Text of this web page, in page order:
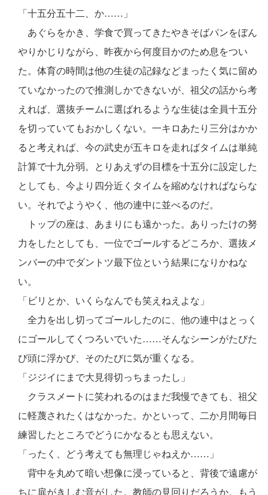
「十五分五十二、か……」
あぐらをかき、学食で買ってきたやきそばパンをぼん
やりかじりながら、昨夜から何度目かのため息をつい
た。体育の時間は他の生徒の記録などまったく気に留め
ていなかったので推測しかできないが、祖父の話から考
えれば、選抜チームに選ばれるような生徒は全員十五分
を切っていてもおかしくない。一キロあたり三分はかか
ると考えれば、今の武史が五キロを走ればタイムは単純
計算で十九分弱。とりあえずの目標を十五分に設定した
としても、今より四分近くタイムを縮めなければならな
い。それでようやく、他の連中に並べるのだ。
トップの座は、あまりにも遠かった。ありったけの努
力をしたとしても、一位でゴールするどころか、選抜メ
ンバーの中でダントツ最下位という結果になりかねな
い。
「ビリとか、いくらなんでも笑えねえよな」
全力を出し切ってゴールしたのに、他の連中はとっく
にゴールしてくつろいでいた……そんなシーンがたびた
び頭に浮かび、そのたびに気が重くなる。
「ジジイにまで大見得切っちまったし」
クラスメートに笑われるのはまだ我慢できても、祖父
に軽蔑されたくはなかった。かといって、二か月間毎日
練習したところでどうにかなるとも思えない。
「ったく、どう考えても無理じゃねえか……」
背中を丸めて暗い想像に浸っていると、背後で遠慮が
ちに扉がきしむ音がした。教師の見回りだろうか。もう